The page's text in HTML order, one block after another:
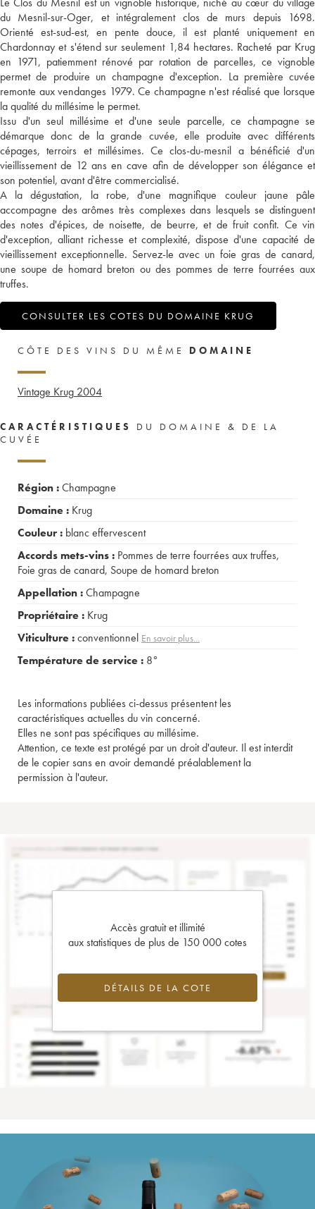
du Mesnil-sur-Oger, et intégralement clos de murs depuis 1698.
Orienté est-sud-est, en pente douce, il est planté uniquement en
Chardonnay et s'étend sur seulement 1,84 hectares. Racheté par Krug
en 1971, patiemment rénové par rotation de parcelles, ce vignoble
permet de produire un champagne d'exception. La première cuvée
remonte aux vendanges 1979. Ce champagne n'est réalisé que lorsque
la qualité du millésime le permet.
Issu d'un seul millésime et d'une seule parcelle, ce champagne se
démarque donc de la grande cuvée, elle produite avec différents
cépages, terroirs et millésimes. Ce clos-du-mesnil a bénéficié d'un
vieillissement de 12 ans en cave afin de développer son élégance et
son potentiel, avant d'être commercialisé.
A la dégustation, la robe, d'une magnifique couleur jaune pâle
accompagne des arômes très complexes dans lesquels se distinguent
des notes d'épices, de noisette, de beurre, et de fruit confit. Ce vin
d'exception, alliant richesse et complexité, dispose d'une capacité de
vieillissement exceptionnelle. Servez-le avec un foie gras de canard,
une soupe de homard breton ou des pommes de terre fourrées aux
truffes.
CONSULTER LES COTES DU DOMAINE KRUG
CÔTE DES VINS DU MÊME DOMAINE
Vintage Krug 2004
CARACTÉRISTIQUES
DU DOMAINE & DE LA
CUVÉE
Région :Champagne
Domaine : Krug
Couleur : blanc effervescent
Accords mets-vins : Pommes de terre fourrées aux truffes,
Foie gras de canard, Soupe de homard breton
Appellation :Champagne
Propriétaire : Krug
Viticulture :conventionnel En savoir plus...
Température de service : 8°
Les informations publiées ci-dessus présentent les
caractéristiques actuelles du vin concerné.
Elles ne sont pas spécifiques au millésime.
Attention, ce texte est protégé par un droit d'auteur. Il est interdit
de le copier sans en avoir demandé préalablement la
permission à l'auteur.
Accès gratuit et illimité
aux statistiques de plus de 150 000 cotes
DÉTAILS DE LA COTE